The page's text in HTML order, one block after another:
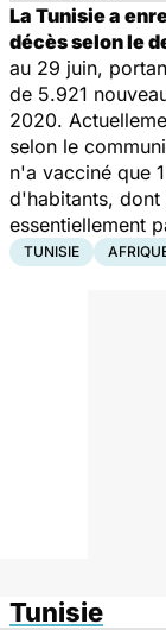
La Tunisie a
décès selon le
au 29 juin,
de 5.921
2020.
selon le
n'a vacciné que
d'habitants,
essentiellement
TUNISIE
Tunisie